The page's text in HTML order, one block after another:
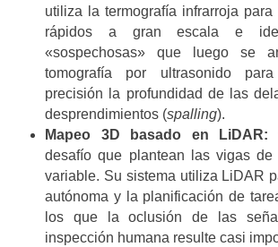
utiliza la termografía infrarroja
rápidos a gran escala e
«sospechosas» que luego se
tomografía por ultrasonido
precisión la profundidad de las
desprendimientos (spalling).
Mapeo 3D basado en LiDAR:
desafío que plantean las vigas
variable. Su sistema utiliza LiDAR
autónoma y la planificación de
los que la oclusión de las
inspección humana resulte casi